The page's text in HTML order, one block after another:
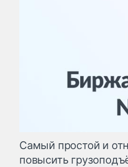
Самый простой и
повысить